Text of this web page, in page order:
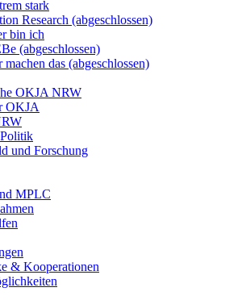
stark
Research (abgeschlossen)
bin ich
(abgeschlossen)
machen das (abgeschlossen)
OKJA NRW
OKJA
und Forschung
MPLC
& Kooperationen